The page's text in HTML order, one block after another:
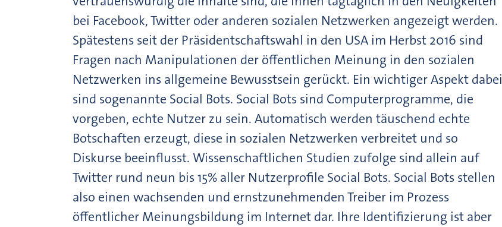
bei Facebook, Twitter oder anderen sozialen Netzwerken angezeigt werden.
Spätestens seit der Präsidentschaftswahl in den USA im Herbst 2016 sind
Fragen nach Manipulationen der öffentlichen Meinung in den sozialen
Netzwerken ins allgemeine Bewusstsein gerückt. Ein wichtiger Aspekt dabei
sind sogenannte Social Bots. Social Bots sind Computerprogramme, die
vorgeben, echte Nutzer zu sein. Automatisch werden täuschend echte
Botschaften erzeugt, diese in sozialen Netzwerken verbreitet und so
Diskurse beeinflusst. Wissenschaftlichen Studien zufolge sind allein auf
Twitter rund neun bis 15% aller Nutzerprofile Social Bots. Social Bots stellen
also einen wachsenden und ernstzunehmenden Treiber im Prozess
öffentlicher Meinungsbildung im Internet dar. Ihre Identifizierung ist aber